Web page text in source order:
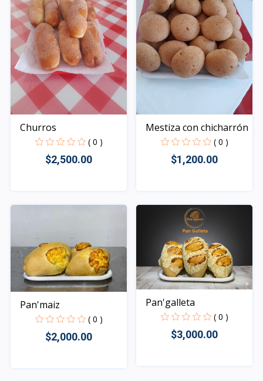
Churros
( 0 )
$2,500.00
Rápido Vista
Mestiza con chicharrón
( 0 )
$1,200.00
Rápido Vista
Pan'maiz
( 0 )
$2,000.00
Pan'galleta
( 0 )
$3,000.00